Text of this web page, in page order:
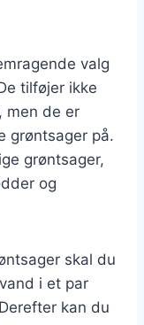
valg
tilføjer ikke
men de er
grøntsager på.
grøntsager,
og
skal du
i et par
kan du